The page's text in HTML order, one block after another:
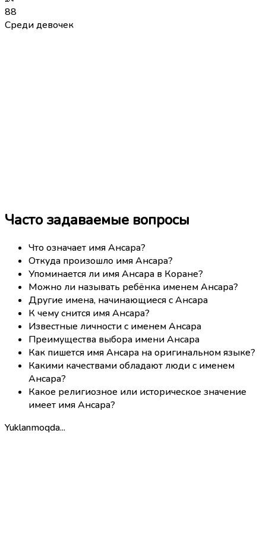
88
Среди девочек
Часто задаваемые вопросы
Что означает имя Ансара?
Откуда произошло имя Ансара?
Упоминается ли имя Ансара в Коране?
Можно ли называть ребёнка именем Ансара?
Другие имена, начинающиеся с Ансара
К чему снится имя Ансара?
Известные личности с именем Ансара
Преимущества выбора имени Ансара
Как пишется имя Ансара на оригинальном языке?
Какими качествами обладают люди с именем
Ансара?
Какое религиозное или историческое значение
имеет имя Ансара?
Yuklanmoqda...